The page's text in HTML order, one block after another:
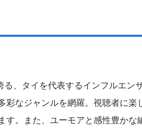
、タイを代表するインフルエン
なジャンルを網羅。視聴者に楽
す。また、ユーモアと感性豊かな